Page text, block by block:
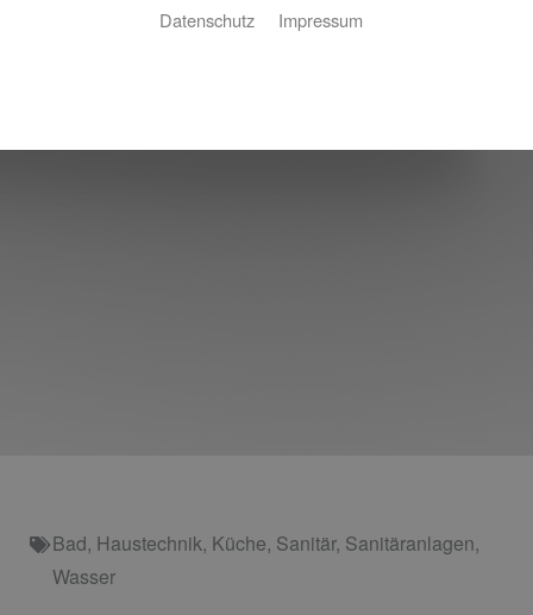
Bad, Haustechnik, Küche, Sanitär, Sanitäranlagen,
Wasser
Datenschutz Impressum